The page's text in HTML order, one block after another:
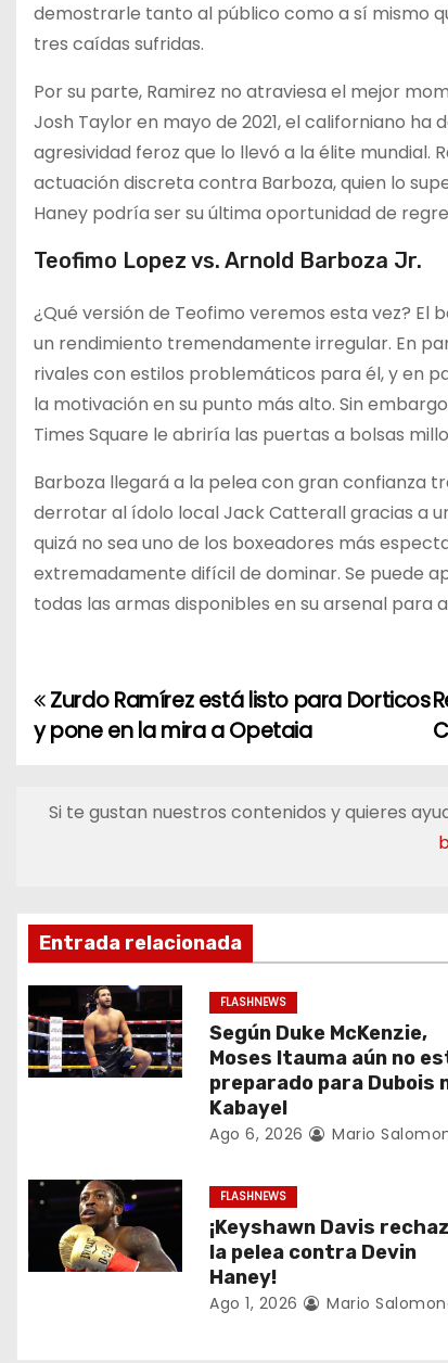
demostrarle tanto al público como a sí mismo
tres caídas sufridas.
Por su parte, Ramirez no atraviesa el mejor
Josh Taylor en mayo de 2021, el californiano
agresividad feroz que lo llevó a la élite mundial.
actuación discreta contra Barboza, quien lo
Haney podría ser su última oportunidad de
Teofimo Lopez vs. Arnold Barboza Jr.
¿Qué versión de Teofimo veremos esta vez?
un rendimiento tremendamente irregular. En
rivales con estilos problemáticos para él, y en
la motivación en su punto más alto. Sin
Times Square le abriría las puertas a bolsas
Barboza llegará a la pelea con gran confianza
derrotar al ídolo local Jack Catterall gracias a
quizá no sea uno de los boxeadores más
extremadamente difícil de dominar. Se puede
todas las armas disponibles en su arsenal para
N
a
v
a
c
i
ó
e
Zurdo Ramírez está listo para Dorticos
y pone en la mira a Opetaia
Si te gustan nuestros contenidos y quieres
Entrada relacionada
FLASHNEWS
Según Duke McKenzie,
Moses Itauma aún no
preparado para Dubois
Kabayel
Ago 6, 2026 Mario
FLASHNEWS
¡Keyshawn Davis
la pelea contra Devin
Haney!
Ago 1, 2026 Mario